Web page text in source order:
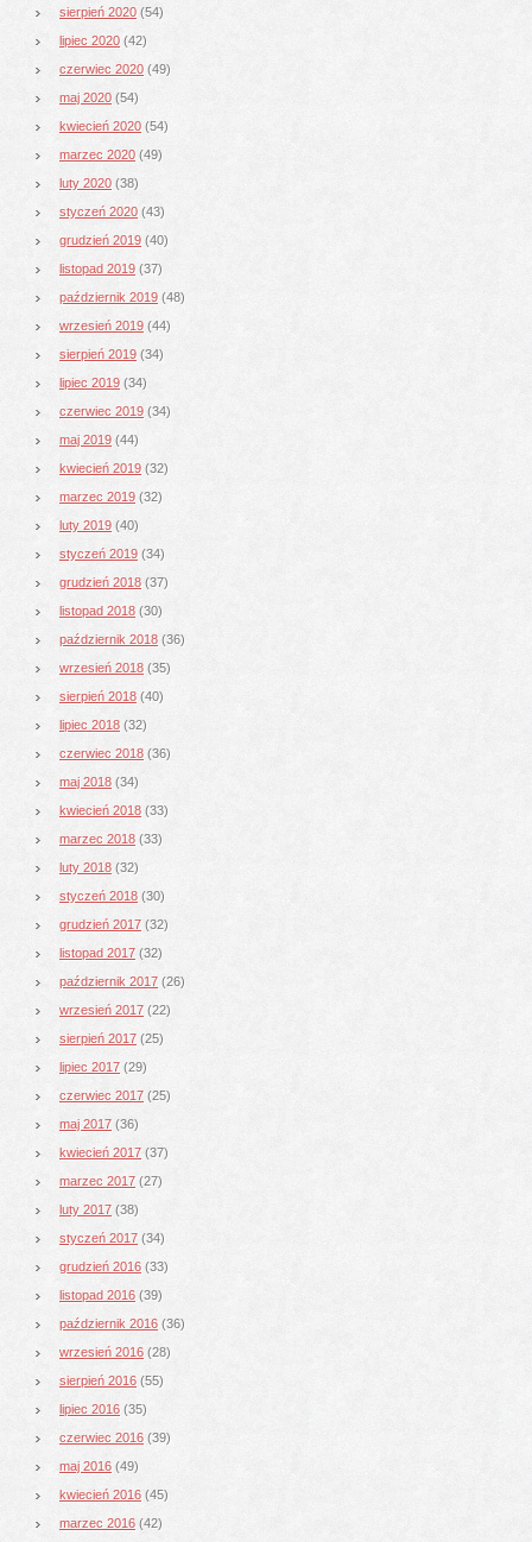
sierpień 2020 (54)
lipiec 2020 (42)
czerwiec 2020 (49)
maj 2020 (54)
kwiecień 2020 (54)
marzec 2020 (49)
luty 2020 (38)
styczeń 2020 (43)
grudzień 2019 (40)
listopad 2019 (37)
październik 2019 (48)
wrzesień 2019 (44)
sierpień 2019 (34)
lipiec 2019 (34)
czerwiec 2019 (34)
maj 2019 (44)
kwiecień 2019 (32)
marzec 2019 (32)
luty 2019 (40)
styczeń 2019 (34)
grudzień 2018 (37)
listopad 2018 (30)
październik 2018 (36)
wrzesień 2018 (35)
sierpień 2018 (40)
lipiec 2018 (32)
czerwiec 2018 (36)
maj 2018 (34)
kwiecień 2018 (33)
marzec 2018 (33)
luty 2018 (32)
styczeń 2018 (30)
grudzień 2017 (32)
listopad 2017 (32)
październik 2017 (26)
wrzesień 2017 (22)
sierpień 2017 (25)
lipiec 2017 (29)
czerwiec 2017 (25)
maj 2017 (36)
kwiecień 2017 (37)
marzec 2017 (27)
luty 2017 (38)
styczeń 2017 (34)
grudzień 2016 (33)
listopad 2016 (39)
październik 2016 (36)
wrzesień 2016 (28)
sierpień 2016 (55)
lipiec 2016 (35)
czerwiec 2016 (39)
maj 2016 (49)
kwiecień 2016 (45)
marzec 2016 (42)